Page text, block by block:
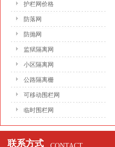
护栏网价格
防落网
防抛网
监狱隔离网
小区隔离网
公路隔离栅
可移动围栏网
临时围栏网
联系方式